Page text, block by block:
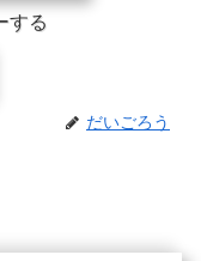
する
だいごろう